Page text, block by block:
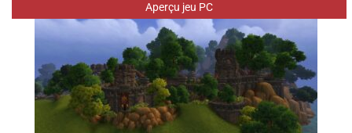
Aperçu jeu PC